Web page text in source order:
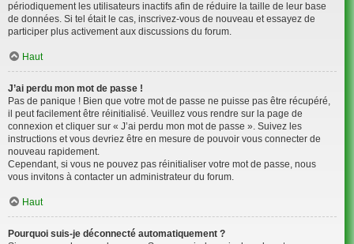
périodiquement les utilisateurs inactifs afin de réduire la taille de leur base
de données. Si tel était le cas, inscrivez-vous de nouveau et essayez de
participer plus activement aux discussions du forum.
Haut
J’ai perdu mon mot de passe !
Pas de panique ! Bien que votre mot de passe ne puisse pas être récupéré,
il peut facilement être réinitialisé. Veuillez vous rendre sur la page de
connexion et cliquer sur « J’ai perdu mon mot de passe ». Suivez les
instructions et vous devriez être en mesure de pouvoir vous connecter de
nouveau rapidement.
Cependant, si vous ne pouvez pas réinitialiser votre mot de passe, nous
vous invitons à contacter un administrateur du forum.
Haut
Pourquoi suis-je déconnecté automatiquement ?